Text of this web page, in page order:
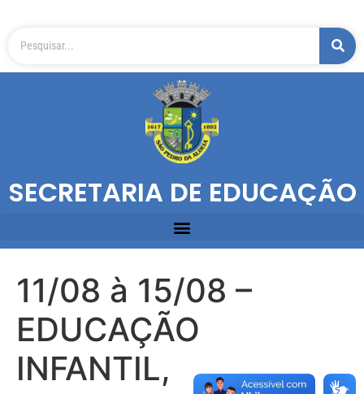
SECRETARIA DE EDUCAÇÃO
11/08 à 15/08 –
EDUCAÇÃO
INFANTIL,